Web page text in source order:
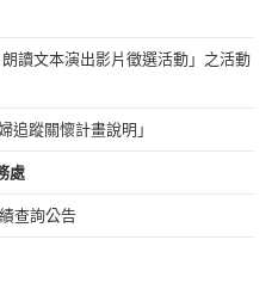
讀文本演出影片徵選活動」之活動
追蹤關懷計畫說明」
處
查詢公告